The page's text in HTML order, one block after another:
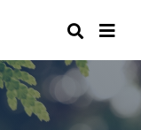
검색